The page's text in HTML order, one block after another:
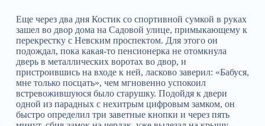
Еще через два дня Костик со спортивной сумкой в руках
зашел во двор дома на Садовой улице, примыкающему к
перекрестку с Невским проспектом. Для этого он
подождал, пока какая-то пенсионерка не отомкнула
дверь в металлических воротах во двор, и
пристроившись на входе к ней, ласково заверил: «Бабуся,
мне только посцать», чем мгновенно успокоил
встревожившуюся было старушку. Подойдя к двери
одной из парадных с нехитрым цифровым замком, он
быстро определил три заветные кнопки и через пять